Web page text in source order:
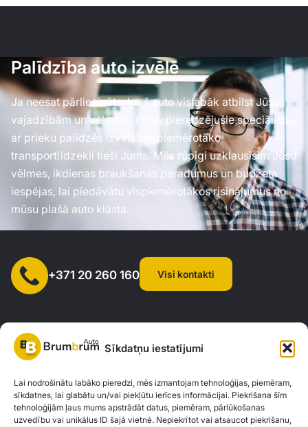
Sīkdatņu iestatījumi
Lai nodrošinātu labāko pieredzi, mēs izmantojam tehnoloģijas, piemēram,
sīkdatnes, lai glabātu un/vai piekļūtu ierīces informācijai. Piekrišana šīm
tehnoloģijām ļaus mums apstrādāt datus, piemēram, pārlūkošanas
uzvedību vai unikālus ID šajā vietnē. Nepiekrītot vai atsaucot piekrišanu,
Palīdzība auto izvēlē
Ja neesat pārliecināts, kurš auto vislabāk atbilst Jūsu
vajadzībām un vēlmēm, mūsu pieredzējušie speciālisti
ar prieku palīdzēs izvēlēties piemērotāko
transportlīdzekli tieši Jums. Mēs rūpīgi uzklausīsim Jūsu
vēlmes, ikdienas braukšanas paradumus un budžeta
iespējas, lai piedāvātu vispiemērotākos risinājumus no
mūsu plašā auto klāsta.
+371 20 260 160 Visi kontakti
SIA "AUTOCLICK", Reģ. Nr. 40203371960, Adrese: Mazjumpravas
iela 77, Rīga, LV-1063 |20260160